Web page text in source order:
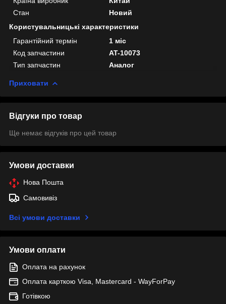
Стан
Новий
Користувальницькі характеристики
Гарантійний термін
1 міс
Код запчастини
AT-10073
Тип запчастин
Аналог
Приховати
Відгуки про товар
Ще немає відгуків про цей товар
Умови доставки
Нова Пошта
Самовивіз
Всі умови доставки
Умови оплати
Оплата на рахунок
Оплата карткою Visa, Mastercard - WayForPay
Готівкою